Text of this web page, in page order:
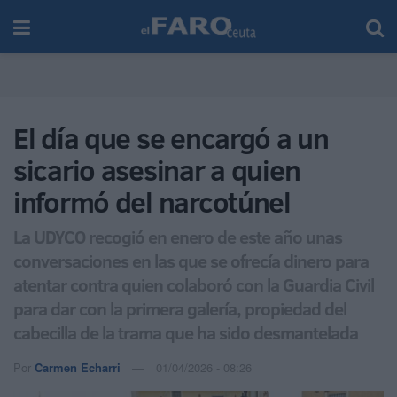
El día que se encargó a un
sicario asesinar a quien
informó del narcotúnel
La UDYCO recogió en enero de este año unas
conversaciones en las que se ofrecía dinero para
atentar contra quien colaboró con la Guardia Civil
para dar con la primera galería, propiedad del
cabecilla de la trama que ha sido desmantelada
Por Carmen Echarri 01/04/2026 - 08:26